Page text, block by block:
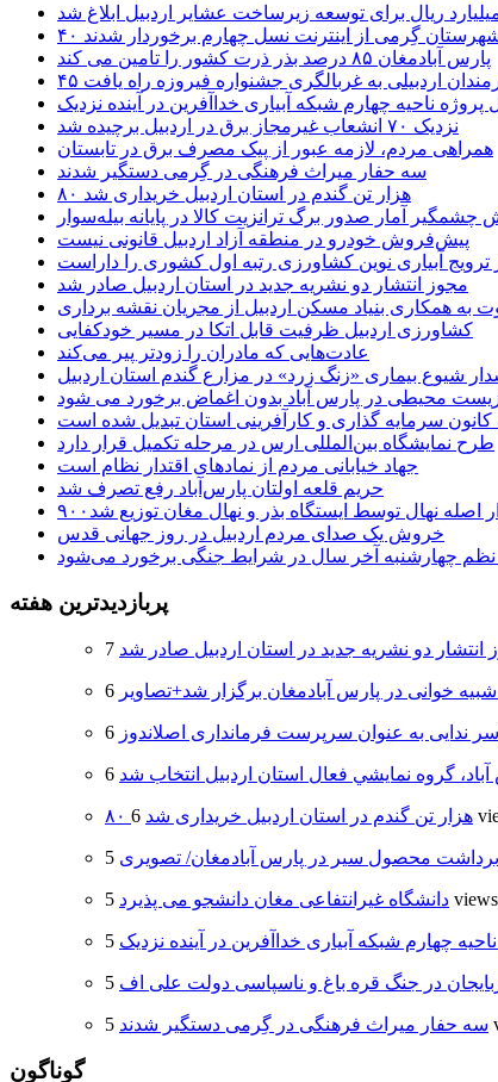
شهرستان گِرمی از اینترنت نسل چهارم برخوردار شدند
پارس آبادمغان ۸۵ درصد بذر ذرت کشور را تامین می کند
هنرمندان اردبیلی به غربالگری جشنواره فیروزه راه یافت
پروژه ناحیه چهارم شبکه آبیاری خداآفرین در آینده نزدیک
نزدیک ۷۰ انشعاب غیرمجاز برق در اردبیل برچیده شد
همراهی مردم، لازمه عبور از پیک مصرف برق در تابستان
سه حفار میراث فرهنگی در گِرمی دستگیر شدند
۸۰ هزار تن گندم در استان اردبیل خریداری شد
چشمگیر آمار صدور برگ ترانزیت کالا در پایانه بیله‌سوار
پیش‌فروش خودرو در منطقه آزاد اردبیل قانونی نیست
ترویج آبیاری نوین کشاورزی رتبه اول کشوری را داراست
مجوز انتشار دو نشریه جدید در استان اردبیل صادر شد
به همکاری بنیاد مسکن اردبیل از مجریان نقشه برداری
کشاورزی اردبیل ظرفیت قابل اتکا در مسیر خودکفایی
عادت‌هایی که مادران را زودتر پیر می‌کند
شیوع بیماری «زنگ زرد» در مزارع گندم استان اردبیل
زیست محیطی در پارس آباد بدون اغماض برخورد می شود
کانون سرمایه گذاری و کارآفرینی استان تبدیل شده است
طرح نمایشگاه بین‌المللی ارس در مرحله تکمیل قرار دارد
جهاد خیابانی مردم از نمادهای اقتدار نظام است
حریم قلعه اولتان پارس‌آباد رفع تصرف شد
اصله نهال توسط ایستگاه بذر و نهال مغان توزیع شد
خروش یک صدای مردم اردبیل در روز جهانی قدس
نظم چهارشنبه‌ آخر سال در شرایط جنگی برخورد می‌شود
پربازدیدترین هفته
انتشار دو نشریه جدید در استان اردبیل صادر شد
خوانی در پارس آبادمغان برگزار شد+تصاویر
ندایی به عنوان سرپرست فرمانداری اصلاندوز
گروه نمايشي فعال استان اردبيل انتخاب شد
۸۰ هزار تن گندم در استان اردبیل خریداری شد 6
برداشت محصول سیر در پارس آبادمغان/ تصویری
دانشگاه غیرانتفاعی مغان دانشجو می پذیرد 5 views
چهارم شبکه آبیاری خداآفرین در آینده نزدیک
در جنگ قره باغ و ناسپاسی دولت علی اف
سه حفار میراث فرهنگی در گِرمی دستگیر شدند
گوناگون